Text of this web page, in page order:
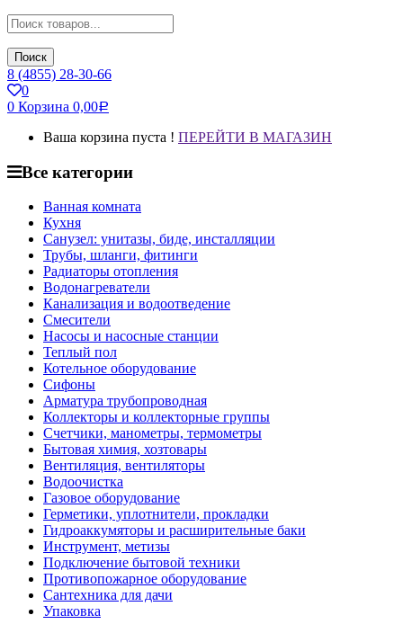
Поиск
8 (4855) 28-30-66
0
0 Корзина 0,00Р
Ваша корзина пуста ! ПЕРЕЙТИ В МАГАЗИН
Все категории
Ванная комната
Кухня
Санузел: унитазы, биде, инсталляции
Трубы, шланги, фитинги
Радиаторы отопления
Водонагреватели
Канализация и водоотведение
Смесители
Насосы и насосные станции
Теплый пол
Котельное оборудование
Сифоны
Арматура трубопроводная
Коллекторы и коллекторные группы
Счетчики, манометры, термометры
Бытовая химия, хозтовары
Вентиляция, вентиляторы
Водоочистка
Газовое оборудование
Герметики, уплотнители, прокладки
Гидроаккумяторы и расширительные баки
Инструмент, метизы
Подключение бытовой техники
Противопожарное оборудование
Сантехника для дачи
Упаковка